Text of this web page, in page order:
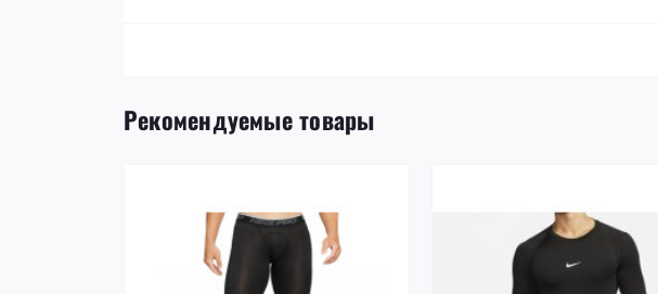
Рекомендуемые товары